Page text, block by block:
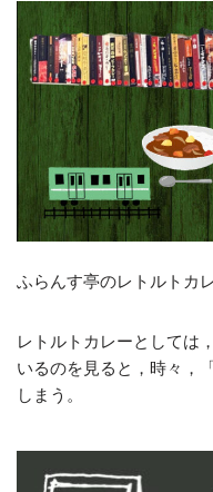
ふらんす亭のレトルトカ
レトルトカレーとしては
いるのを見ると，時々，
しまう。